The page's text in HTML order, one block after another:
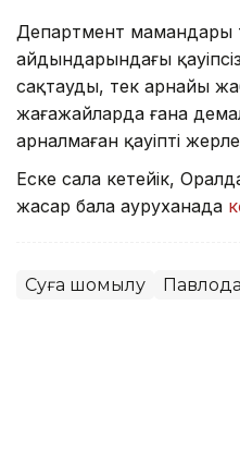
Департмент мамандары
айдындарындағы
сақтауды, тек арнайы
жағажайларда ғана
арналмаған қауіпті
Еске сала кетейік,
жасар бала ауруханада
Суға шомылу